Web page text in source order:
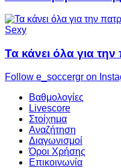
Sexy
Τα κάνει όλα για
Follow e_soccergr on
Βαθμολογίες
Livescore
Στοίχημα
Αναζήτηση
Διαγωνισμοί
Όροι Χρήσης
Επικοινωνία